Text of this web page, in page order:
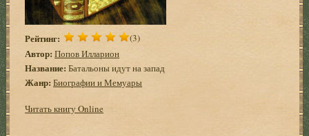
Рейтинг: (3)
Автор: Попов Илларион
Название: Батальоны идут на запад
Жанр: Биографии и Мемуары
Читать книгу Online